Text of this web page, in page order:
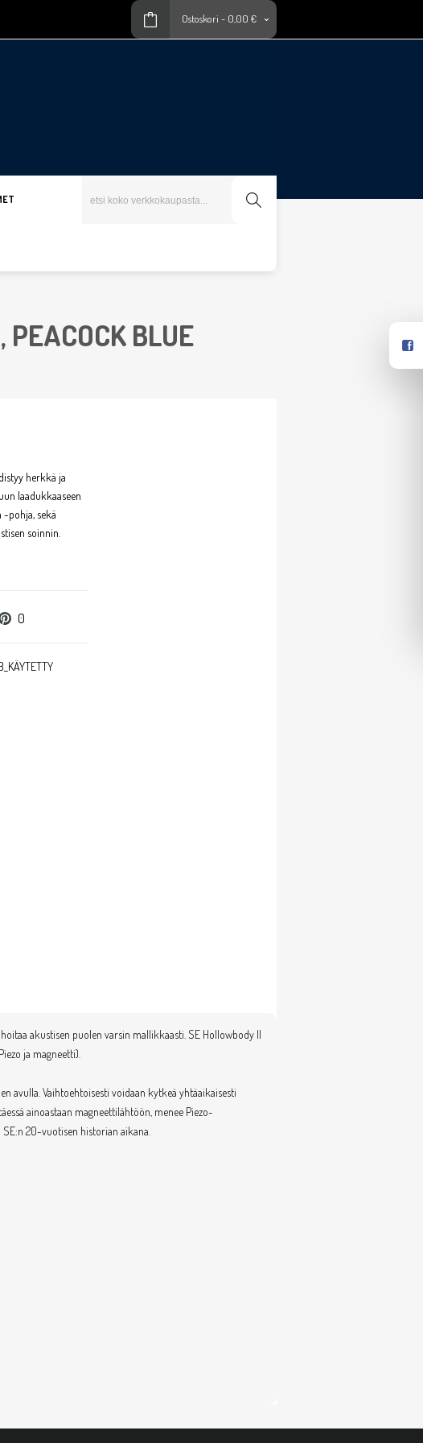
Ostoskori - 0,00 €
BLUE
herkkä ja
laadukkaaseen
-pohja, sekä
soinnin.
0
akustisen puolen varsin mallikkaasti. SE Hollowbody II
ja magneetti).
avulla. Vaihtoehtoisesti voidaan kytkeä yhtäaikaisesti
ainoastaan magneettilähtöön, menee Piezo-
20-vuotisen historian aikana.